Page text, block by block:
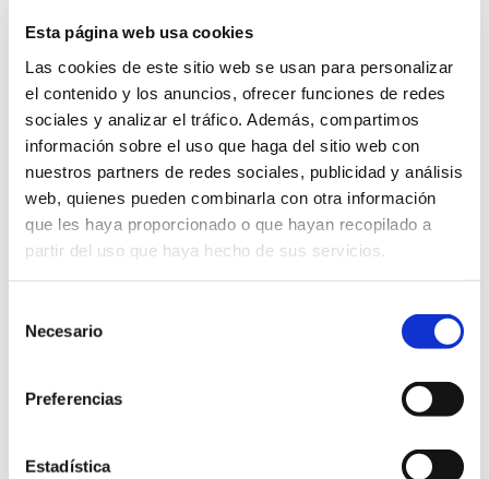
Esta página web usa cookies
Las cookies de este sitio web se usan para personalizar
el contenido y los anuncios, ofrecer funciones de redes
sociales y analizar el tráfico. Además, compartimos
información sobre el uso que haga del sitio web con
nuestros partners de redes sociales, publicidad y análisis
web, quienes pueden combinarla con otra información
que les haya proporcionado o que hayan recopilado a
partir del uso que haya hecho de sus servicios.
Necesario
Preferencias
Estadística
GRABAR INICIALES (3,00€)
Tarjetero
Europeo
cantidad
Añadir al carrito
ENVIO GRATUITO
Productos relacionados